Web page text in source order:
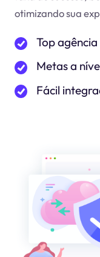
otimizando sua
Top
Metas a
Fácil